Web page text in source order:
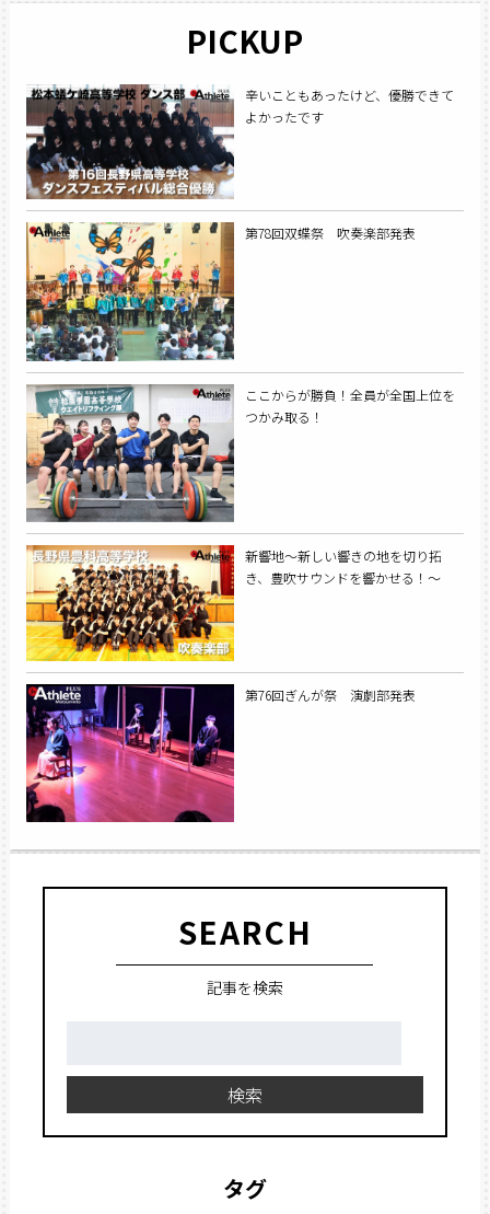
PICKUP
辛いこともあったけど、優勝できて
よかったです
第78回双蝶祭 吹奏楽部発表
ここからが勝負！全員が全国上位を
つかみ取る！
新響地～新しい響きの地を切り拓
き、豊吹サウンドを響かせる！～
第76回ぎんが祭 演劇部発表
SEARCH
記事を検索
検索
タグ